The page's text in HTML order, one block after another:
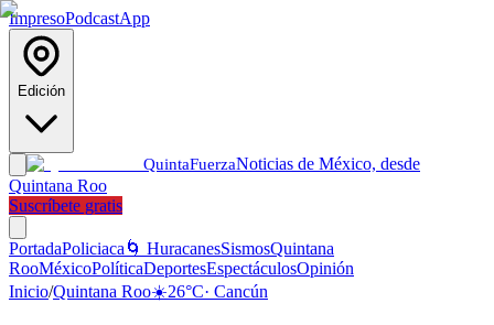
ImpresoPodcastApp
Edición
QuintaFuerzaNoticias de México, desde
Quintana Roo
Suscríbete gratis
PortadaPoliciaca 🌀 HuracanesSismosQuintana
RooMéxicoPolíticaDeportesEspectáculosOpinión
Inicio/Quintana Roo☀️26°C· Cancún